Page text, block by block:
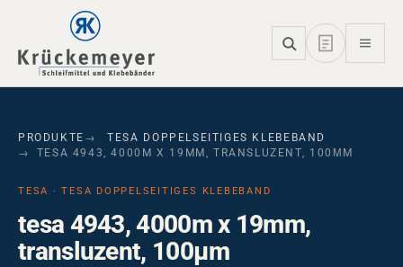
Skip to main navigation
Skip to main content
Skip to page footer
PRODUKTE
TESA DOPPELSEITIGES KLEBEBAND
TESA 4943, 4000M X 19MM, TRANSLUZENT, 100ΜM
TESA · TESA DOPPELSEITIGES KLEBEBAND
tesa 4943, 4000m x 19mm,
transluzent, 100µm